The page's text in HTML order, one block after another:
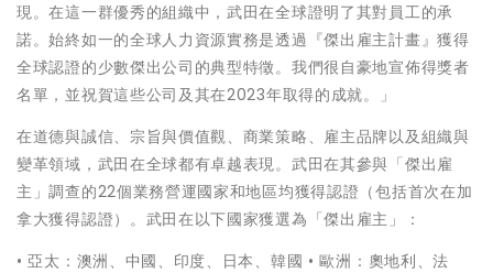
現。在這一群優秀的組織中，武田在全球證明了其對員工的承
諾。始終如一的全球人力資源實務是透過『傑出雇主計畫』獲得
全球認證的少數傑出公司的典型特徵。我們很自豪地宣佈得獎者
名單，並祝賀這些公司及其在2023年取得的成就。」
在道德與誠信、宗旨與價值觀、商業策略、雇主品牌以及組織與
變革領域，武田在全球都有卓越表現。武田在其參與「傑出雇
主」調查的22個業務營運國家和地區均獲得認證（包括首次在加
拿大獲得認證）。武田在以下國家獲選為「傑出雇主」：
• 亞太：澳洲、中國、印度、日本、韓國 • 歐洲：奧地利、法